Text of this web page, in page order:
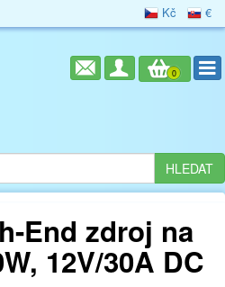
Kč €
0
End zdroj na
12V/30A DC